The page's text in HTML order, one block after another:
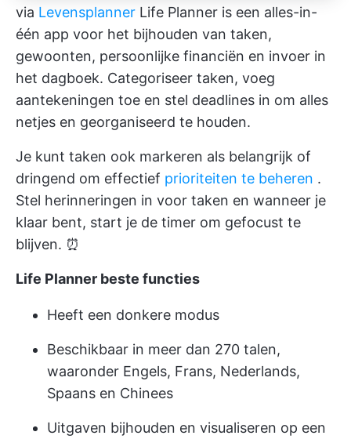
via Levensplanner Life Planner is een alles-in-
één app voor het bijhouden van taken,
gewoonten, persoonlijke financiën en invoer in
het dagboek. Categoriseer taken, voeg
aantekeningen toe en stel deadlines in om alles
netjes en georganiseerd te houden.
Je kunt taken ook markeren als belangrijk of
dringend om effectief prioriteiten te beheren .
Stel herinneringen in voor taken en wanneer je
klaar bent, start je de timer om gefocust te
blijven. ⏰
Life Planner beste functies
Heeft een donkere modus
Beschikbaar in meer dan 270 talen,
waaronder Engels, Frans, Nederlands,
Spaans en Chinees
Uitgaven bijhouden en visualiseren op een